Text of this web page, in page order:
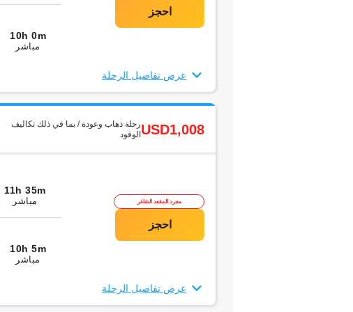
10h 0m
مباشر
عرض تفاصيل الرحلة
رحلة ذهاب وعودة / بما في ذلك تكاليف
الوقودUSD1,008
11h 35m
مباشر
10h 5m
مباشر
مجرد المقعد الشاغر
عرض تفاصيل الرحلة